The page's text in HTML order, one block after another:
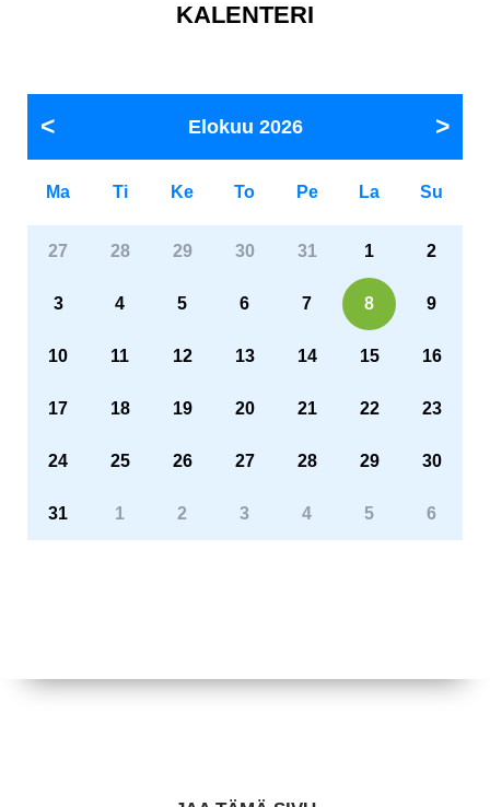
KALENTERI
Elokuu 2026
Ma Ti Ke To Pe La Su
27 28 29 30 31 1 2
3 4 5 6 7 8 9
10 11 12 13 14 15 16
17 18 19 20 21 22 23
24 25 26 27 28 29 30
31 1 2 3 4 5 6